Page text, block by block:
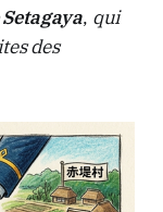
, qui
des